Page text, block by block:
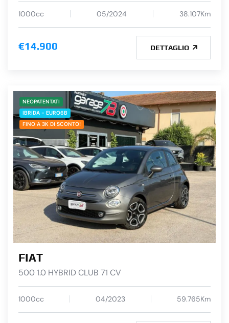
1000cc 05/2024 38.107Km
€14.900 DETTAGLIO
NEOPATENTATI
IBRIDA - EURO6B
FINO A 3K DI SCONTO!
FIAT
500 1.0 HYBRID CLUB 71 CV
1000cc 04/2023 59.765Km